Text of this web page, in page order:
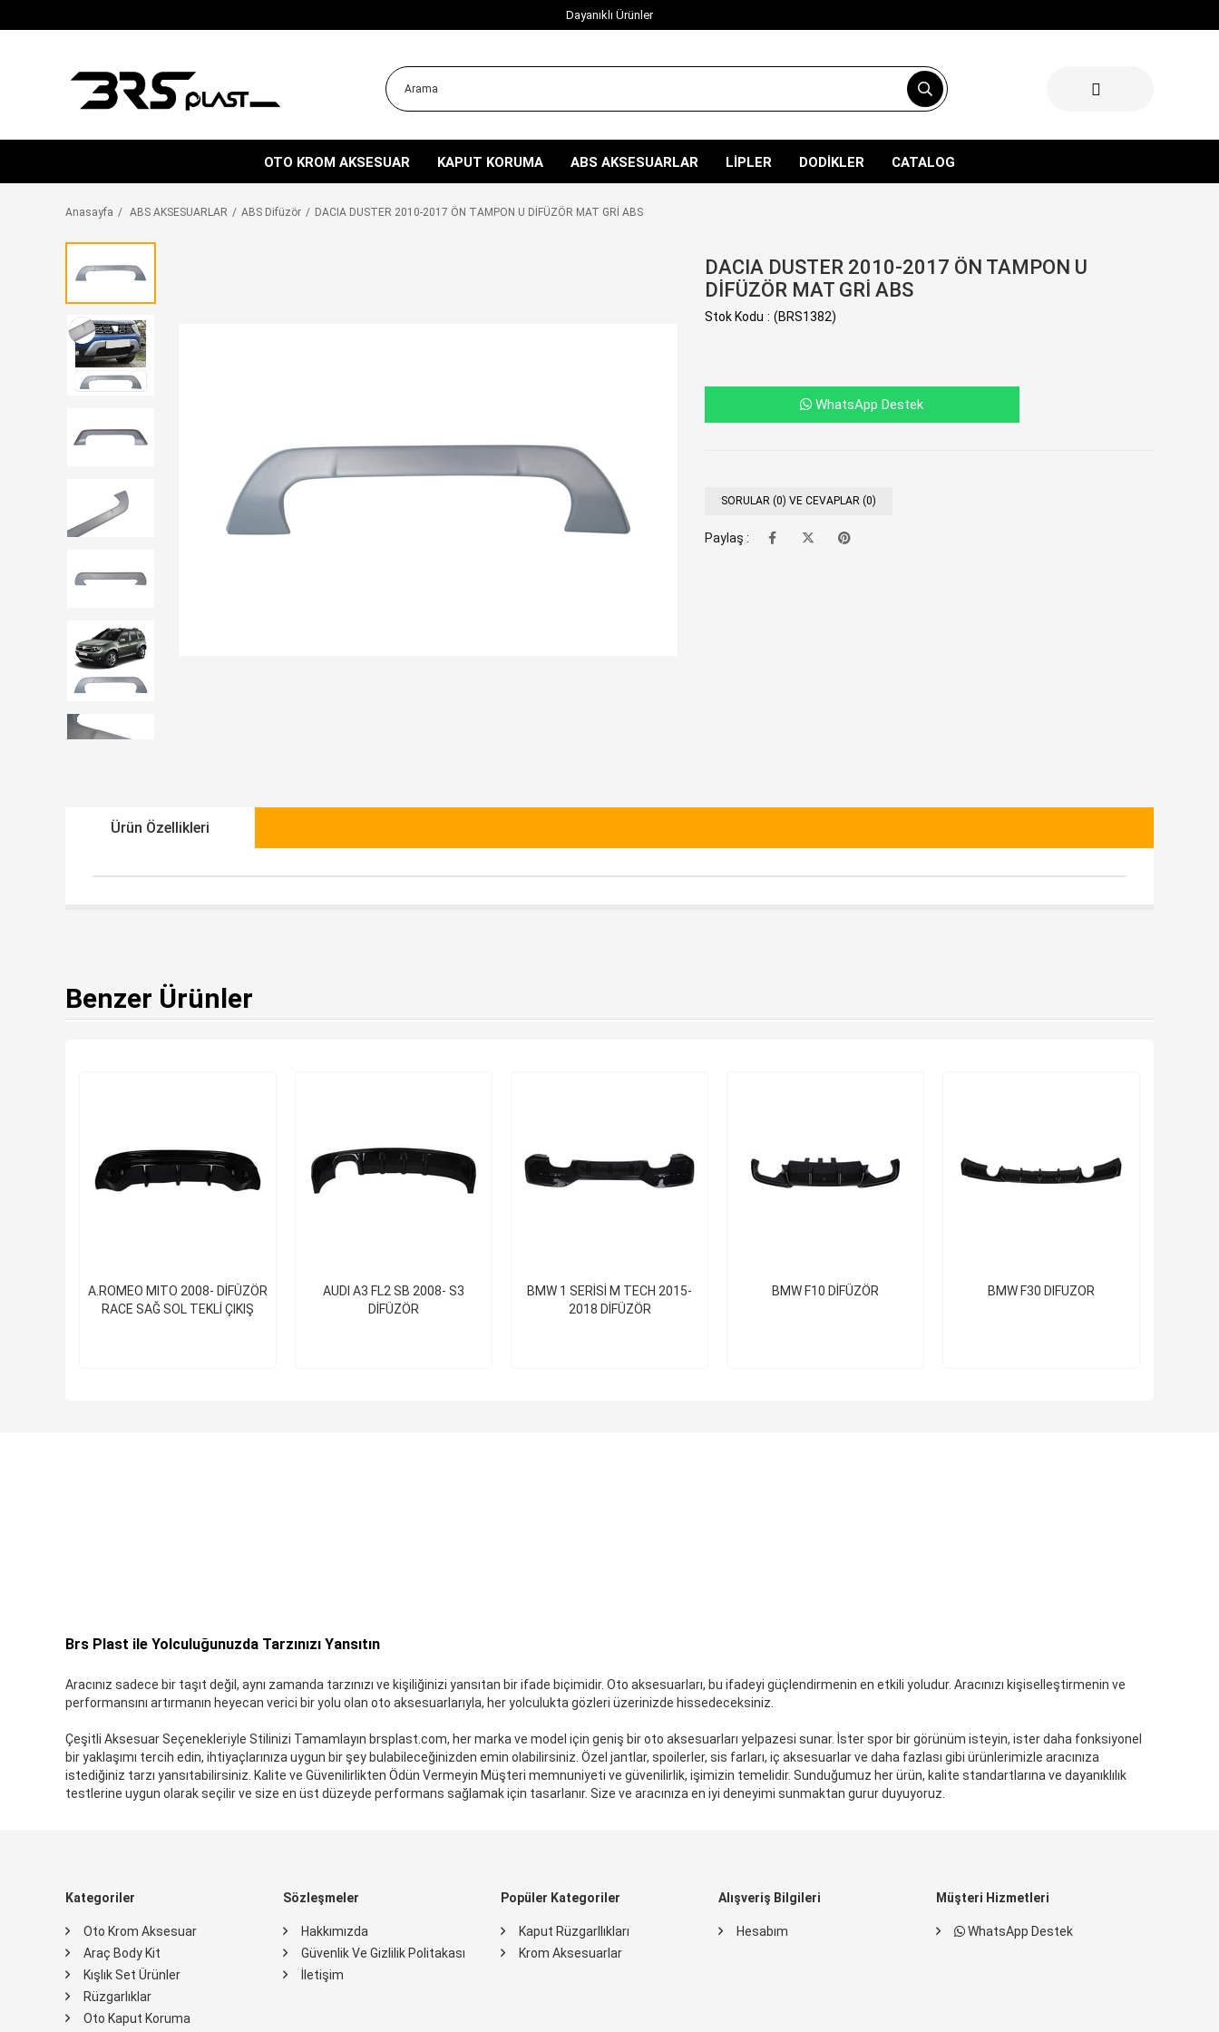
Dayanıklı Ürünler
OTO KROM AKSESUAR KAPUT KORUMA ABS AKSESUARLAR LİPLER DODİKLER CATALOG
Anasayfa ABS AKSESUARLAR ABS Difüzör DACIA DUSTER 2010-2017 ÖN TAMPON U DİFÜZÖR MAT GRİ ABS
DACIA DUSTER 2010-2017 ÖN TAMPON U
DİFÜZÖR MAT GRİ ABS
Stok Kodu (BRS1382)
WhatsApp Destek
SORULAR (0) VE CEVAPLAR (0)
Paylaş :
Ürün Özellikleri
Benzer Ürünler
A.ROMEO MITO 2008- DİFÜZÖR
RACE SAĞ SOL TEKLİ ÇIKIŞ
AUDI A3 FL2 SB 2008- S3
DİFÜZÖR
BMW 1 SERİSİ M TECH 2015-
2018 DİFÜZÖR
BMW F10 DİFÜZÖR BMW F30 DIFUZOR
Brs Plast ile Yolculuğunuzda Tarzınızı Yansıtın
Aracınız sadece bir taşıt değil, aynı zamanda tarzınızı ve kişiliğinizi yansıtan bir ifade biçimidir. Oto aksesuarları, bu ifadeyi güçlendirmenin en etkili yoludur. Aracınızı kişiselleştirmenin ve
performansını artırmanın heyecan verici bir yolu olan oto aksesuarlarıyla, her yolculukta gözleri üzerinizde hissedeceksiniz.
Çeşitli Aksesuar Seçenekleriyle Stilinizi Tamamlayın brsplast.com, her marka ve model için geniş bir oto aksesuarları yelpazesi sunar. İster spor bir görünüm isteyin, ister daha fonksiyonel
bir yaklaşımı tercih edin, ihtiyaçlarınıza uygun bir şey bulabileceğinizden emin olabilirsiniz. Özel jantlar, spoilerler, sis farları, iç aksesuarlar ve daha fazlası gibi ürünlerimizle aracınıza
istediğiniz tarzı yansıtabilirsiniz. Kalite ve Güvenilirlikten Ödün Vermeyin Müşteri memnuniyeti ve güvenilirlik, işimizin temelidir. Sunduğumuz her ürün, kalite standartlarına ve dayanıklılık
testlerine uygun olarak seçilir ve size en üst düzeyde performans sağlamak için tasarlanır. Size ve aracınıza en iyi deneyimi sunmaktan gurur duyuyoruz.
Kategoriler
Oto Krom Aksesuar
Araç Body Kit
Kışlık Set Ürünler
Rüzgarlıklar
Oto Kaput Koruma
Sözleşmeler
Hakkımızda
Güvenlik Ve Gizlilik Politakası
İletişim
Popüler Kategoriler
Kaput Rüzgarllıkları
Krom Aksesuarlar
Alışveriş Bilgileri
Hesabım
Müşteri Hizmetleri
WhatsApp Destek